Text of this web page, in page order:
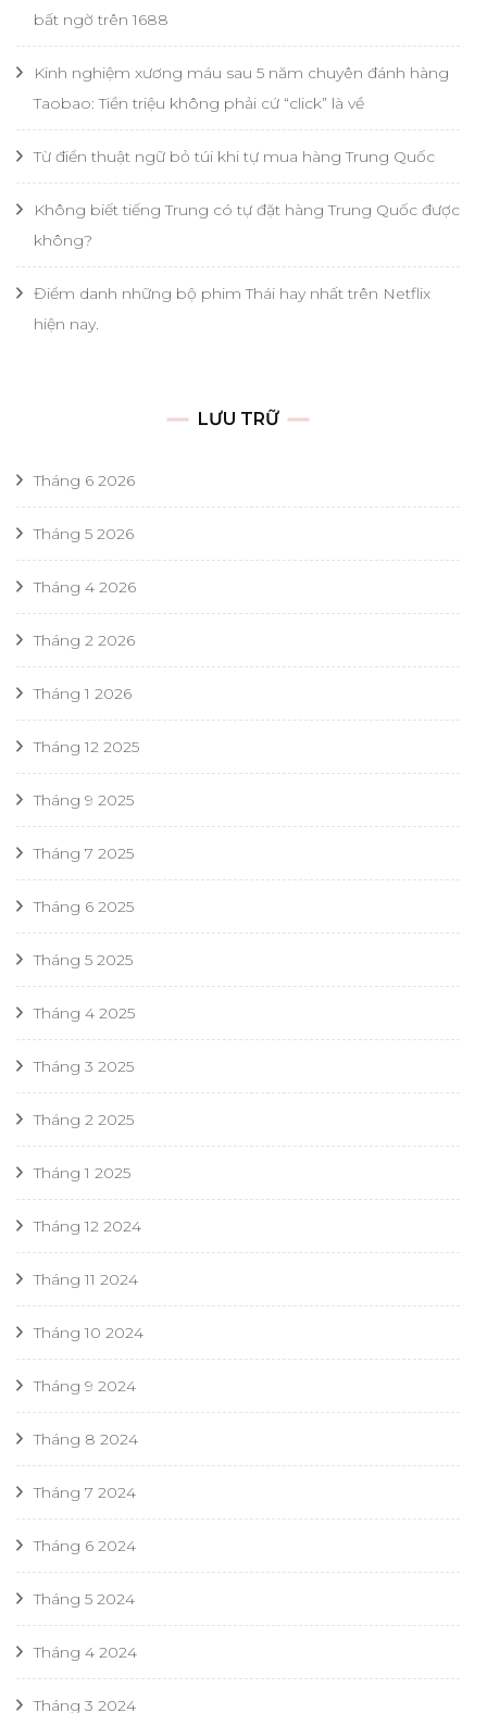
bất ngờ trên 1688
Kinh nghiệm xương máu sau 5 năm chuyên đánh hàng
Taobao: Tiền triệu không phải cứ “click” là về
Từ điển thuật ngữ bỏ túi khi tự mua hàng Trung Quốc
Không biết tiếng Trung có tự đặt hàng Trung Quốc được
không?
Điểm danh những bộ phim Thái hay nhất trên Netflix
hiện nay.
LƯU TRỮ
Tháng 6 2026
Tháng 5 2026
Tháng 4 2026
Tháng 2 2026
Tháng 1 2026
Tháng 12 2025
Tháng 9 2025
Tháng 7 2025
Tháng 6 2025
Tháng 5 2025
Tháng 4 2025
Tháng 3 2025
Tháng 2 2025
Tháng 1 2025
Tháng 12 2024
Tháng 11 2024
Tháng 10 2024
Tháng 9 2024
Tháng 8 2024
Tháng 7 2024
Tháng 6 2024
Tháng 5 2024
Tháng 4 2024
Tháng 3 2024